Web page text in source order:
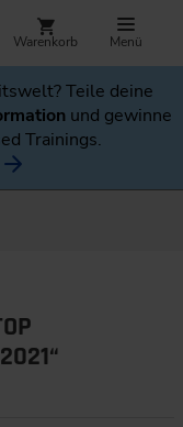
Warenkorb Menü
Teile deine
und gewinne
Trainings.